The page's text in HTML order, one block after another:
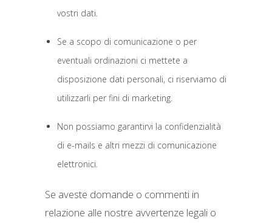
vostri dati.
Se a scopo di comunicazione o per
eventuali ordinazioni ci mettete a
disposizione dati personali, ci riserviamo di
utilizzarli per fini di marketing.
Non possiamo garantirvi la confidenzialità
di e-mails e altri mezzi di comunicazione
elettronici.
Se aveste domande o commenti in
relazione alle nostre avvertenze legali o